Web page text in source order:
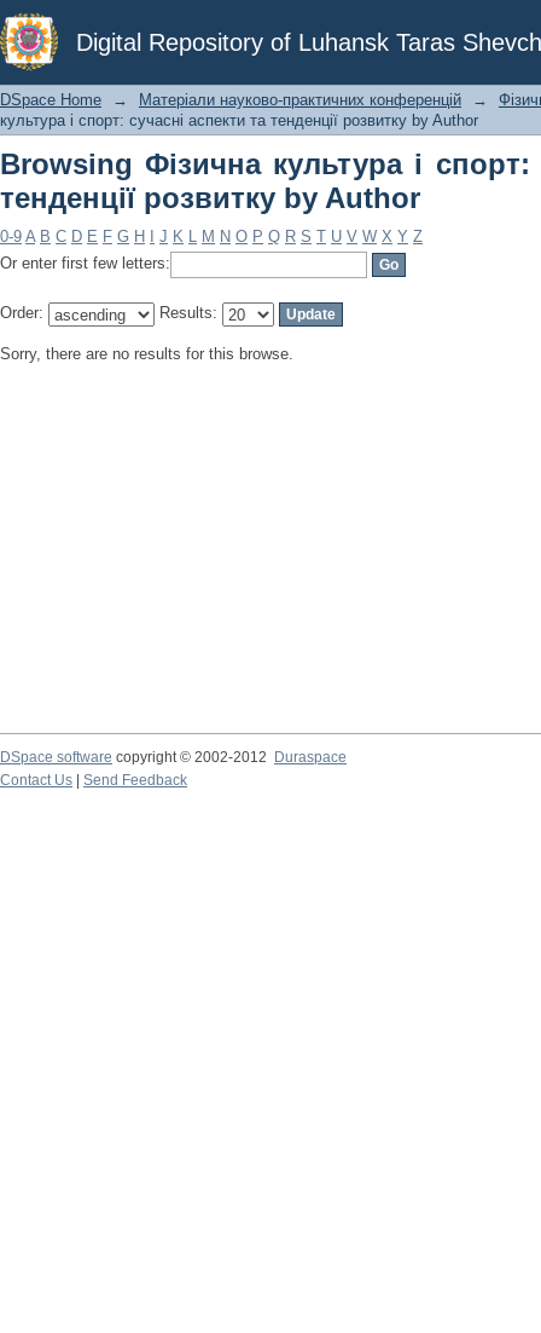
Digital Repository of Luhansk Taras
Browsing Фізична культура і спорт:
Author
DSpace Home → Матеріали науково-практичних конференцій →
культура і спорт: сучасні аспекти та тенденції розвитку by Author
Browsing Фізична культура і спорт:
тенденції розвитку by Author
0-9 A B C D E F G H J K L M N O P Q R S T U V W X Y Z
Or enter first few letters:
Order: Results:
Sorry, there are no results for this browse.
DSpace software copyright © 2002-2012
Duraspace
Contact Us
Send Feedback